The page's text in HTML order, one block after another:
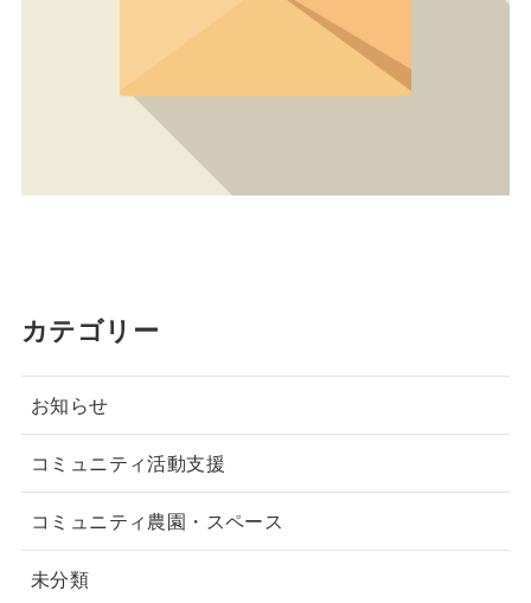
カテゴリー
お知らせ
コミュニティ活動支援
コミュニティ農園・スペース
未分類